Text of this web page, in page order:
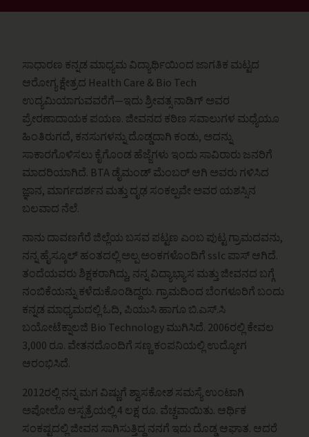
ಸಾಧಾರಣ ಕನ್ನಡ ಮಾಧ್ಯಮ ವಿದ್ಯಾರ್ಥಿಯಿಂದ ಜಾಗತಿಕ ಮಟ್ಟದ
ಆರೋಗ್ಯ ಕ್ಷೇತ್ರದ Health Care & Bio Tech
ಉದ್ಯಮಿಯಾಗುವವರೆಗೆ—ಇದು ಶ್ರೀವತ್ಸ ನಾಡಿಗ್ ಅವರ
ಪ್ರೇರಣಾದಾಯಕ ಪಯಣ. ಜೀವನದ ಕಠಿಣ ಸವಾಲುಗಳ ಮಧ್ಯೆಯೂ
ಹಿಂತಿರುಗದೆ, ಕನಸುಗಳನ್ನು ದೊಡ್ಡದಾಗಿ ಕಂಡು, ಅದನ್ನು
ಸಾಕಾರಗೊಳಿಸಲು ಕೈಗೊಂಡ ಹೆಜ್ಜೆಗಳು ಇಂದು ಸಾವಿರಾರು ಜನರಿಗೆ
ಮಾದರಿಯಾಗಿದೆ. BTA ಡೈಮಂಡ್ ಮೆಂಬರ್ ಆಗಿ ಅವರು ಗಳಿಸಿದ
ಜ್ಞಾನ, ಮಾರ್ಗದರ್ಶನ ಮತ್ತು ದೃಢ ಸಂಕಲ್ಪವೇ ಅವರ ಯಶಸ್ಸಿನ
ಬಲವಾದ ನೆಲೆ.
ನಾನು ದಾವಣಗೆರೆ ಜಿಲ್ಲೆಯ ಬಸವ ಪಟ್ಟಣ ಎಂಬ ಪುಟ್ಟ ಗ್ರಾಮದವನು,
ನನ್ನ ಹೈಸ್ಕೂಲ್‌ ಹಂತದಲ್ಲಿ ಅಲ್ಪ ಅಂಕಗಳೊಂದಿಗೆ sslc ಪಾಸ್ ಆಗಿದೆ.
ತಂದೆಯವರು ಶಿಕ್ಷಕರಾಗಿದ್ದು, ನನ್ನ ವಿದ್ಯಾಭ್ಯಾಸ ಮತ್ತು ಜೀವನದ ಬಗ್ಗೆ
ನಂಬಿಕೆಯನ್ನು ಕಳೆದುಕೊಂಡಿದ್ದರು. ಗ್ರಾಮದಿಂದ ಬೆಂಗಳೂರಿಗೆ ಬಂದು
ಕನ್ನಡ ಮಾಧ್ಯಮದಲ್ಲಿ ಓದಿ, ಪಿಯುಸಿ ಹಾಗೂ ಬಿ.ಎಸ್‌.ಸಿ
ಬಯೋಟೆಕ್ನಾಲಜಿ Bio Technology ಮುಗಿಸಿದೆ. 2006ರಲ್ಲಿ ಕೇವಲ
3,000 ರೂ. ವೇತನದೊಂದಿಗೆ ಸಣ್ಣ ಕಂಪನಿಯಲ್ಲಿ ಉದ್ಯೋಗ
ಆರಂಭಿಸಿದೆ.
2012ರಲ್ಲಿ ನನ್ನ ಮಗ ವಿಷ್ಣುಗೆ ಶ್ವಾಸಕೋಶ ಸಮಸ್ಯೆ ಉಂಟಾಗಿ
ಅಪೋಲೊ ಆಸ್ಪತ್ರೆಯಲ್ಲಿ 4 ಲಕ್ಷ ರೂ. ವೆಚ್ಚವಾಯಿತು. ಆರ್ಥಿಕ
ಸಂಕಷ್ಟದಲ್ಲಿ ಜೀವನ ಸಾಗಿಸುತ್ತಿದ್ದ ನನಗೆ ಇದು ದೊಡ್ಡ ಆಘಾತ. ಆದರೆ